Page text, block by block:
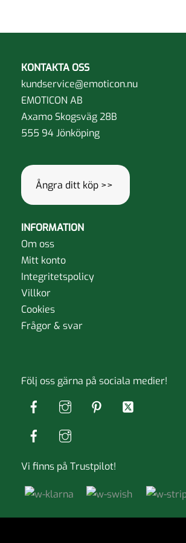
De
kan
på
produktsidan
KONTAKTA OSS
kundservice@emoticon.nu
EMOTICON AB
Axamo Skogsväg 28B
555 94 Jönköping
Ångra ditt köp >>
INFORMATION
Om oss
Mitt konto
Integritetspolicy
Villkor
Cookies
Frågor & svar
Följ oss gärna på sociala medier!
Vi finns på Trustpilot!